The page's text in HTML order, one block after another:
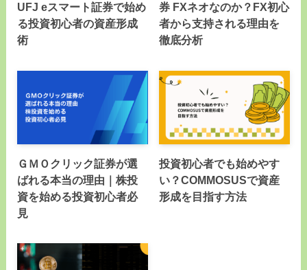
UFJ eスマート証券で始め
る投資初心者の資産形成
術
券 FXネオなのか？FX初心
者から支持される理由を
徹底分析
ＧＭＯクリック証券が選
ばれる本当の理由｜株投
資を始める投資初心者必
見
投資初心者でも始めやす
い？COMMOSUSで資産
形成を目指す方法